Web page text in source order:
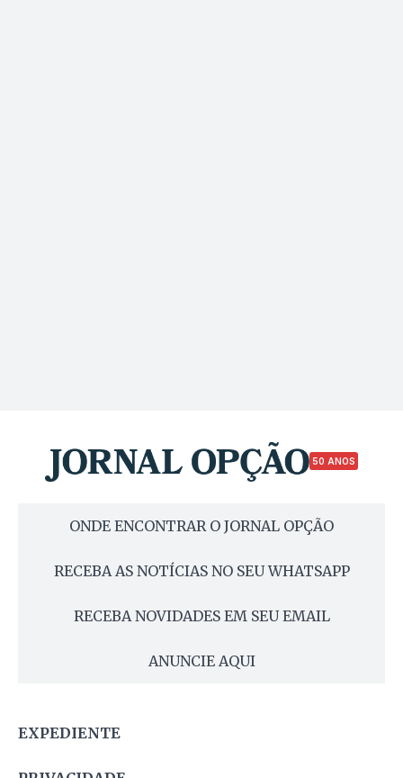
50 ANOS
ONDE ENCONTRAR O JORNAL OPÇÃO
RECEBA AS NOTÍCIAS NO SEU WHATSAPP
RECEBA NOVIDADES EM SEU EMAIL
ANUNCIE AQUI
EXPEDIENTE